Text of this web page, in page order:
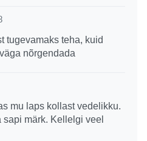
tugevamaks teha, kuid
nõrgendada
mu laps kollast vedelikku.
märk. Kellelgi veel